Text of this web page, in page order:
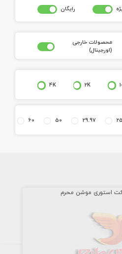
رايگان
محصولات خارجی
(اورجينال)
2K
4K
25
29.97
50
60